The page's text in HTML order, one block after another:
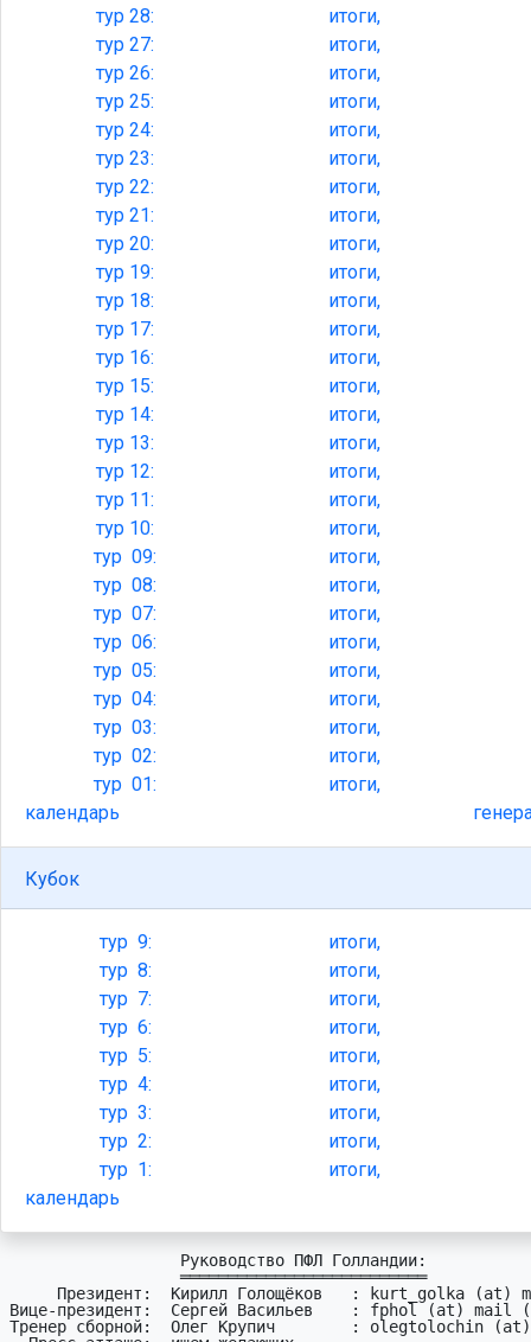
тур 28:
итоги,
тур 27:
итоги,
тур 26:
итоги,
тур 25:
итоги,
тур 24:
итоги,
тур 23:
итоги,
тур 22:
итоги,
тур 21:
итоги,
тур 20:
итоги,
тур 19:
итоги,
тур 18:
итоги,
тур 17:
итоги,
тур 16:
итоги,
тур 15:
итоги,
тур 14:
итоги,
тур 13:
итоги,
тур 12:
итоги,
тур 11:
итоги,
тур 10:
итоги,
тур 09:
итоги,
тур 08:
итоги,
тур 07:
итоги,
тур 06:
итоги,
тур 05:
итоги,
тур 04:
итоги,
тур 03:
итоги,
тур 02:
итоги,
тур 01:
итоги,
календарь
Кубок
тур9:
итоги,
тур8:
итоги,
тур7:
итоги,
тур6:
итоги,
тур5:
итоги,
тур4:
итоги,
тур3:
итоги,
тур2:
итоги,
тур1:
итоги,
календарь
                  ══════════════════════════
Вице-президент:  Сергей Васильев    : fphol (at) mail
Тренер сборной:  Олег Крупич        : olegtolochin